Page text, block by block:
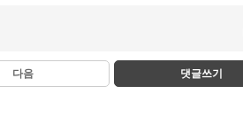
다음 댓글쓰기